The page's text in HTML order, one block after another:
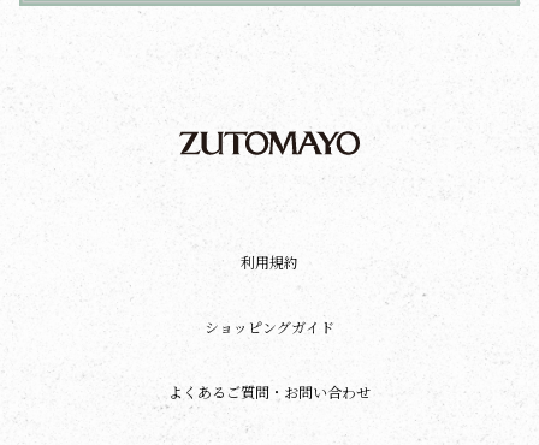
利用規約
ショッピングガイド
よくあるご質問・お問い合わせ